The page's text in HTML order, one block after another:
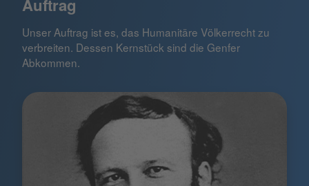
Auftrag
Unser Auftrag ist es, das Humanitäre Völkerrecht zu
verbreiten. Dessen Kernstück sind die Genfer
Abkommen.